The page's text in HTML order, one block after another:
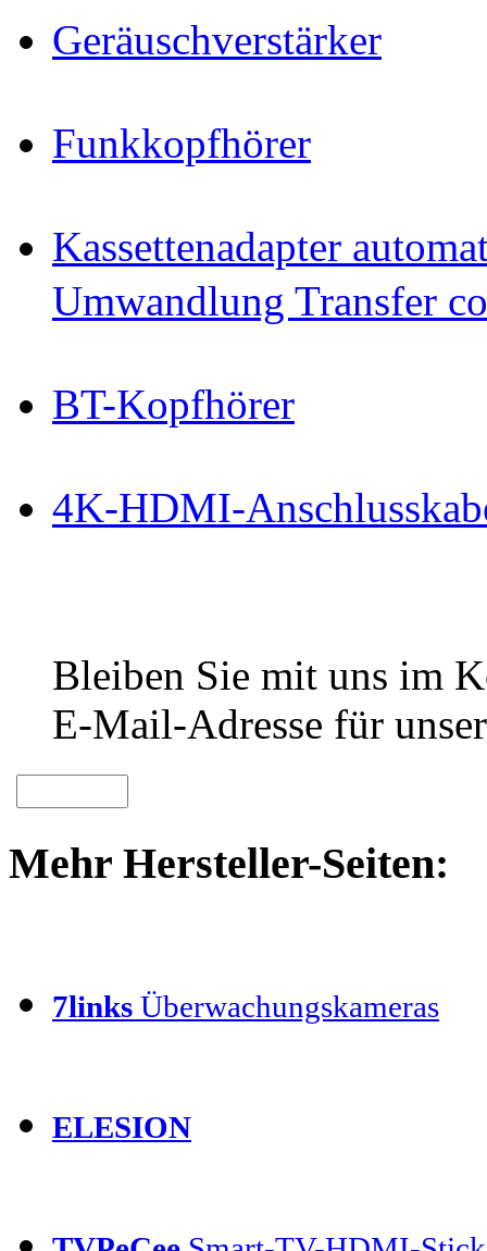
Geräuschverstärker
Funkkopfhörer
Kassettenadapter
Umwandlung Transfer
BT-Kopfhörer
4K-HDMI-
Bleiben Sie mit uns im
E-Mail-Adresse für
Mehr Hersteller-Seiten:
7links Überwachungskameras
ELESION